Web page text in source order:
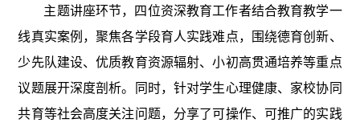
主题讲座环节，四位资深教育工作者结合教育教学一
线真实案例，聚焦各学段育人实践难点，围绕德育创新、
少先队建设、优质教育资源辐射、小初高贯通培养等重点
议题展开深度剖析。同时，针对学生心理健康、家校协同
共育等社会高度关注问题，分享了可操作、可推广的实践